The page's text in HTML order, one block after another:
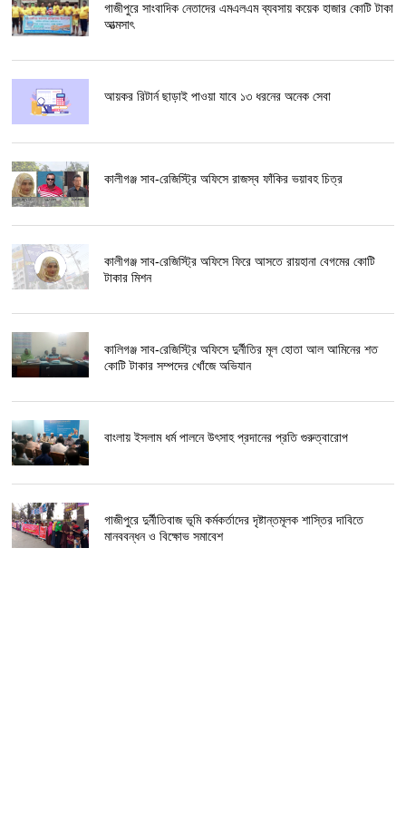
গাজীপুরে সাংবাদিক নেতাদের এমএলএম ব্যবসায় কয়েক হাজার কোটি টাকা
আত্মসাৎ
আয়কর রিটার্ন ছাড়াই পাওয়া যাবে ১৩ ধরনের অনেক সেবা
কালীগঞ্জ সাব-রেজিস্ট্রি অফিসে রাজস্ব ফাঁকির ভয়াবহ চিত্র
কালীগঞ্জ সাব-রেজিস্ট্রি অফিসে ফিরে আসতে রায়হানা বেগমের কোটি
টাকার মিশন
কালিগঞ্জ সাব-রেজিস্ট্রি অফিসে দুর্নীতির মূল হোতা আল আমিনের শত
কোটি টাকার সম্পদের খোঁজে অভিযান
বাংলায় ইসলাম ধর্ম পালনে উৎসাহ প্রদানের প্রতি গুরুত্বারোপ
গাজীপুরে দুর্নীতিবাজ ভূমি কর্মকর্তাদের দৃষ্টান্তমূলক শাস্তির দাবিতে
মানববন্ধন ও বিক্ষোভ সমাবেশ